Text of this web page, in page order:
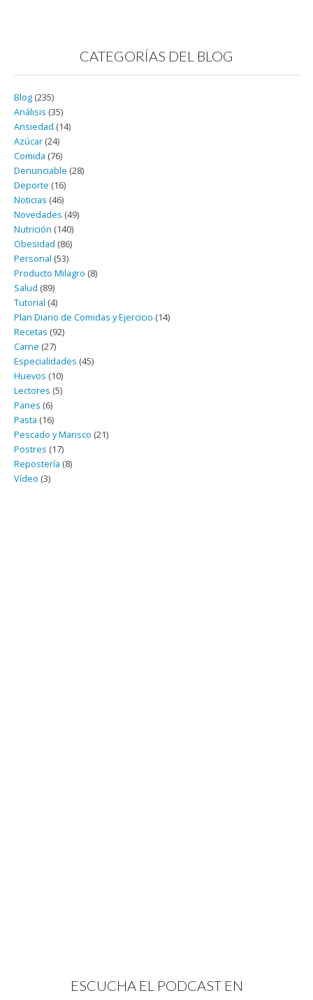
CATEGORÍAS DEL BLOG
Blog (235)
Análisis (35)
Ansiedad (14)
Azúcar (24)
Comida (76)
Denunciable (28)
Deporte (16)
Noticias (46)
Novedades (49)
Nutrición (140)
Obesidad (86)
Personal (53)
Producto Milagro (8)
Salud (89)
Tutorial (4)
Plan Diario de Comidas y Ejercicio (14)
Recetas (92)
Carne (27)
Especialidades (45)
Huevos (10)
Lectores (5)
Panes (6)
Pasta (16)
Pescado y Marisco (21)
Postres (17)
Repostería (8)
Vídeo (3)
ESCUCHA EL PODCAST EN